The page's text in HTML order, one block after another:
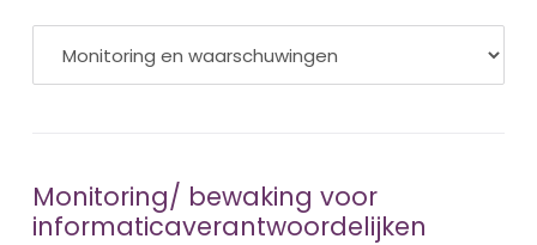
Monitoring/ bewaking voor
informaticaverantwoordelijken